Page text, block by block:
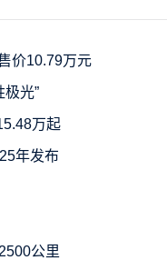
价10.79万元
光”
万起
年发布
公里